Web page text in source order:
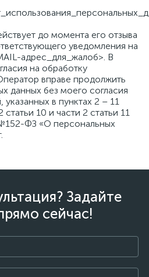
(ящики, полки,
до момента его отзыва
уведомления на
адрес_для_жалоб>. В
на обработку
вправе продолжить
данных без моего согласия
в пунктах 2 – 11
статьи 10 и части 2 статьи 11
ФЗ «О персональных
Задайте
сейчас!